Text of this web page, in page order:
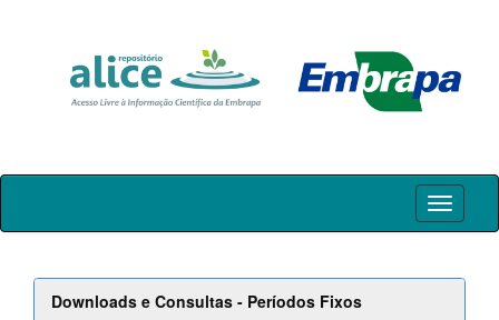
Skip
Downloads e Consultas - Períodos Fixos